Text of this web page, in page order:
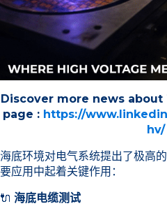
Discover more news
page : https://
hv/
海底环境对电气系统提出了极高
要应用中起着关键作用：
🔌 海底电缆测试